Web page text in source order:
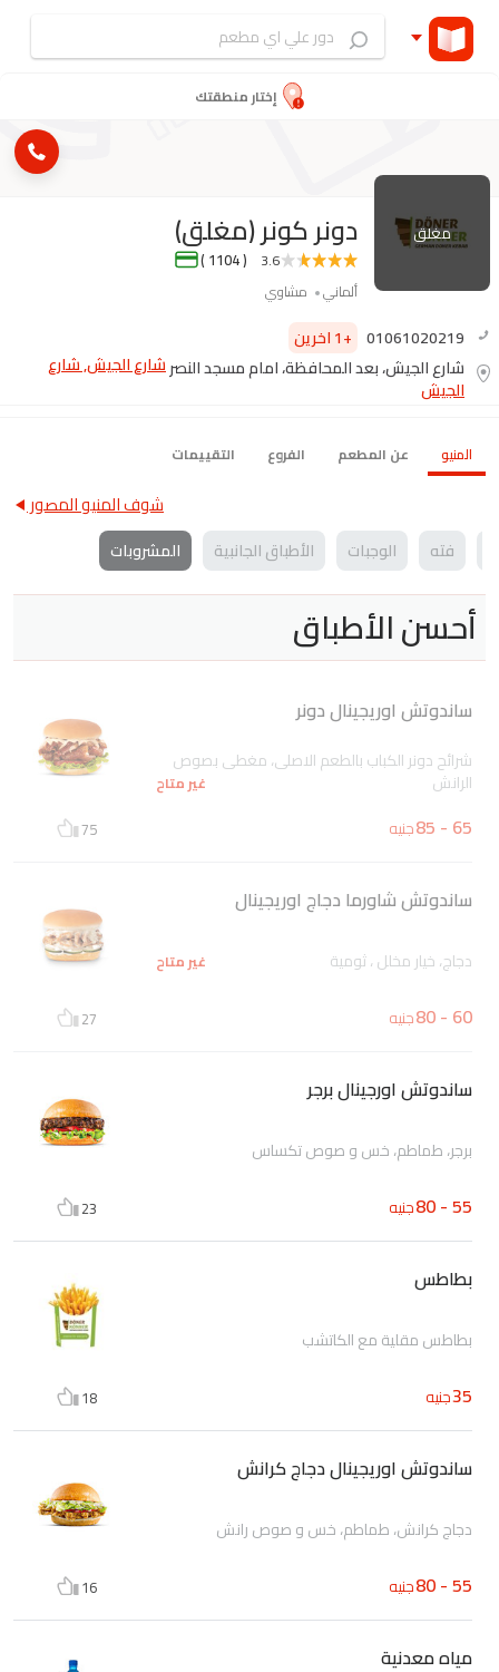
إختار منطقتك
مغلق دونر كونر (مغلق)
3.6
( 1104 )
ألماني مشاوي
01061020219 +1 اخرين
شارع الجيش، بعد المحافظة، امام مسجد النصرشارع الجيش, شارع
الجيش
المنيو عن المطعم الفروع التقييمات
شوف المنيو المصور
فته الوجبات الأطباق الجانبية المشروبات
أحسن الأطباق
ساندوتش اوريجينال دونر
شرائح دونر الكباب بالطعم الاصلى، مغطى بصوص
الرانش غير متاح
65 - 85 جنيه 75
ساندوتش شاورما دجاج اوريجينال
دجاج، خيار مخلل ، ثومية غير متاح
60 - 80 جنيه 27
ساندوتش اورجينال برجر
برجر، طماطم، خس و صوص تكساس
55 - 80 جنيه 23
بطاطس
بطاطس مقلية مع الكاتشب
35جنيه 18
ساندوتش اوريجينال دجاج كرانش
دجاج كرانش، طماطم، خس و صوص رانش
55 - 80 جنيه 16
مياه معدنية